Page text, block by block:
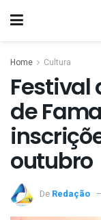
Home Cultura
Festival
de
outubro
De Redação